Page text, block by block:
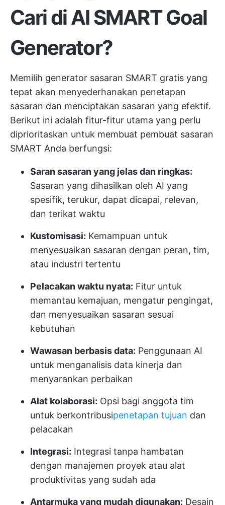
Cari di AI SMART Goal
Generator?
Memilih generator sasaran SMART gratis yang
tepat akan menyederhanakan penetapan
sasaran dan menciptakan sasaran yang efektif.
Berikut ini adalah fitur-fitur utama yang perlu
diprioritaskan untuk membuat pembuat sasaran
SMART Anda berfungsi:
Saran sasaran yang jelas dan ringkas:
Sasaran yang dihasilkan oleh AI yang
spesifik, terukur, dapat dicapai, relevan,
dan terikat waktu
Kustomisasi: Kemampuan untuk
menyesuaikan sasaran dengan peran, tim,
atau industri tertentu
Pelacakan waktu nyata: Fitur untuk
memantau kemajuan, mengatur pengingat,
dan menyesuaikan sasaran sesuai
kebutuhan
Wawasan berbasis data: Penggunaan AI
untuk menganalisis data kinerja dan
menyarankan perbaikan
Alat kolaborasi: Opsi bagi anggota tim
untuk berkontribusipenetapan tujuan dan
pelacakan
Integrasi: Integrasi tanpa hambatan
dengan manajemen proyek atau alat
produktivitas yang sudah ada
Antarmuka yang mudah digunakan: Desain